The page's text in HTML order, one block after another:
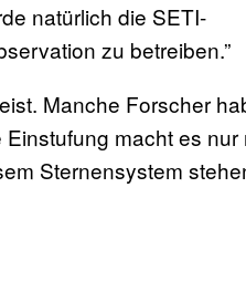
natürlich die SETI-
zu betreiben.”
Manche Forscher
Einstufung macht es nur
Sternensystem